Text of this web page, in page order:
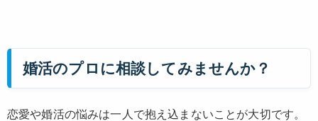
婚活のプロに相談してみませんか？
恋愛や婚活の悩みは一人で抱え込まないことが大切です。